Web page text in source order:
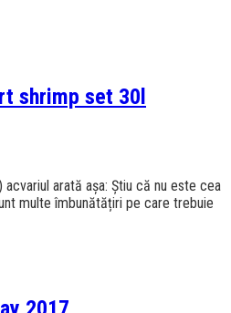
shrimp set 30l
arată așa: Știu că nu este cea
multe îmbunătățiri pe care trebuie